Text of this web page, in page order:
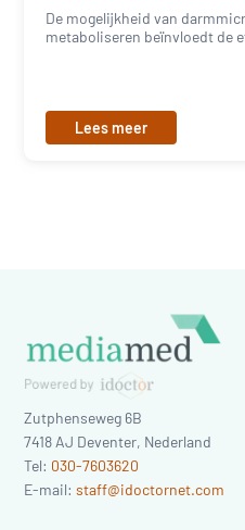
De mogelijkheid van
metaboliseren beïnvloedt de
Lees meer
Zutphenseweg 6B
7418 AJ Deventer, Nederland
Tel: 030-7603620
E-mail:staff@idoctornet.com